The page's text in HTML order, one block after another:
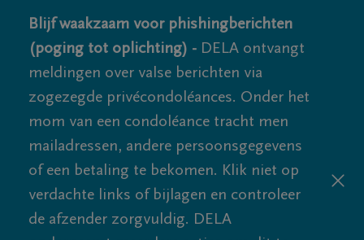
Blijf waakzaam voor phishingberichten
(poging tot oplichting) - DELA ontvangt
meldingen over valse berichten via
zogezegde privécondoléances. Onder het
mom van een condoléance tracht men
mailadressen, andere persoonsgegevens
of een betaling te bekomen. Klik niet op
verdachte links of bijlagen en controleer
de afzender zorgvuldig. DELA